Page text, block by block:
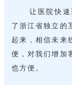
让医院快
了浙江省独立的
起来，相信未来
便，对我们增加
也方便。